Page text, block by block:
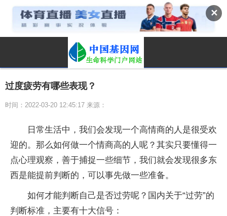
✕
过度疲劳有哪些表现？
时间：2022-03-20 12:45:17 来源：
日常生活中，我们会发现一个高情商的人是很受欢
迎的。那么如何做一个情商高的人呢？其实只要懂得一
点心理观察，善于捕捉一些细节，我们就会发现很多东
西是能提前判断的，可以事先做一些准备。
如何才能判断自己是否过劳呢？国内关于“过劳”的
判断标准，主要有十大信号：